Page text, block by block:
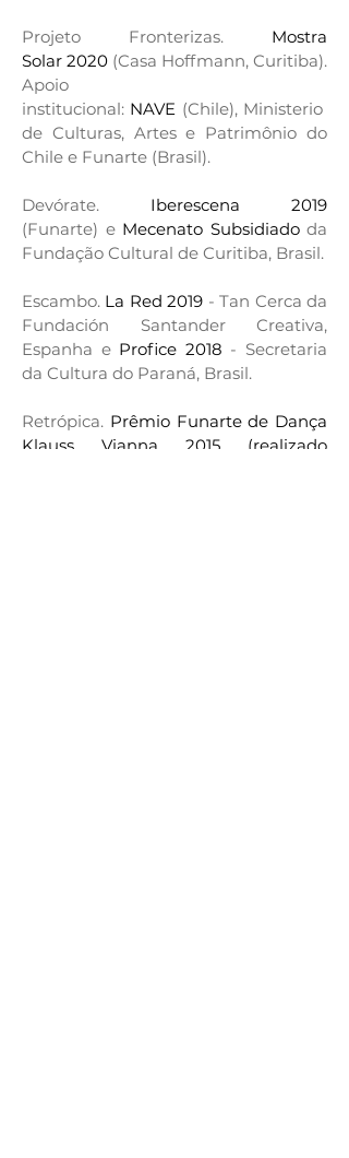
Projeto Fronterizas. Mostra
Solar 2020 (Casa Hoffmann, Curitiba).
Apoio
institucional: NAVE (Chile), Ministerio
de Culturas, Artes e Patrimônio do
Chile e Funarte (Brasil).
Devórate. Iberescena 2019
(Funarte) e Mecenato Subsidiado da
Fundação Cultural de Curitiba, Brasil.
Escambo. La Red 2019 - Tan Cerca da
Fundación Santander Creativa,
Espanha e Profice 2018 - Secretaria
da Cultura do Paraná, Brasil.
Retrópica. Prêmio Funarte de Dança
Klauss Vianna 2015 (realizado